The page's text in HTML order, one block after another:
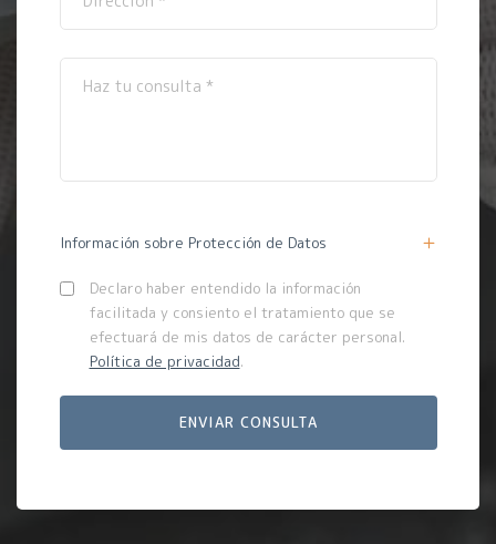
Información sobre Protección de Datos
Declaro haber entendido la información
facilitada y consiento el tratamiento que se
efectuará de mis datos de carácter personal.
Política de privacidad.